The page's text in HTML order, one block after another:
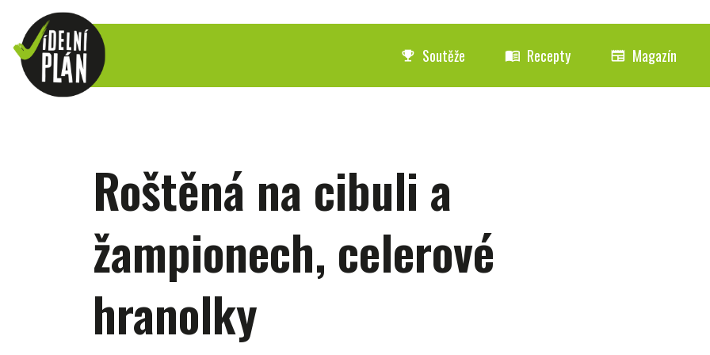
emoji_events Soutěže menu_book Recepty newspaper Magazín
Roštěná na cibuli a
žampionech, celerové
hranolky